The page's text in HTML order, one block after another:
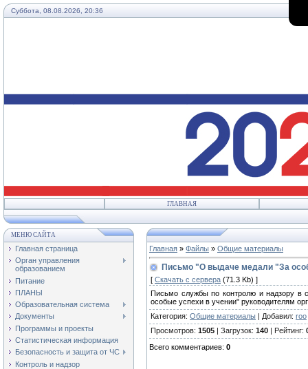
Суббота, 08.08.2026, 20:36
ГЛАВНАЯ
МЕНЮ САЙТА
Главная страница
Орган управления
образованием
Питание
ПЛАНЫ
Образовательная система
Документы
Программы и проекты
Статистическая информация
Безопасность и защита от ЧС
Контроль и надзор
Главная » Файлы » Общие материалы
Письмо "О выдаче медали "За
[ Скачать с сервера (71.3 Kb) ]
Письмо службы по контролю и надзору в
особые успехи в учении" руководителям
Категория: Общие материалы | Добавил: roo
Просмотров: 1505 | Загрузок: 140 | Рейтинг:
Всего комментариев: 0